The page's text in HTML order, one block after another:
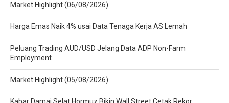
Market Highlight (06/08/2026)
Harga Emas Naik 4% usai Data Tenaga Kerja AS Lemah
Peluang Trading AUD/USD Jelang Data ADP Non-Farm
Employment
Market Highlight (05/08/2026)